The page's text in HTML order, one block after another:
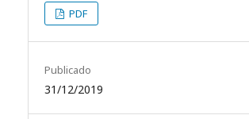
PDF
Publicado
31/12/2019